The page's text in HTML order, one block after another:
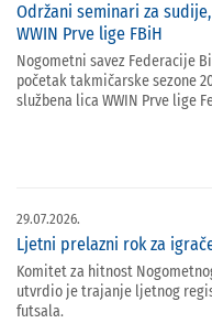
Održani seminari za
WWIN Prve lige FBiH
Nogometni savez Federacije
početak takmičarske sezone
službena lica WWIN Prve lige
29.07.2026.
Ljetni prelazni rok za
Komitet za hitnost
utvrdio je trajanje ljetnog
futsala.